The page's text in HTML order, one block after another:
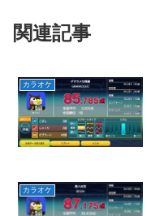
関連記事
カラオケ
カラオケ